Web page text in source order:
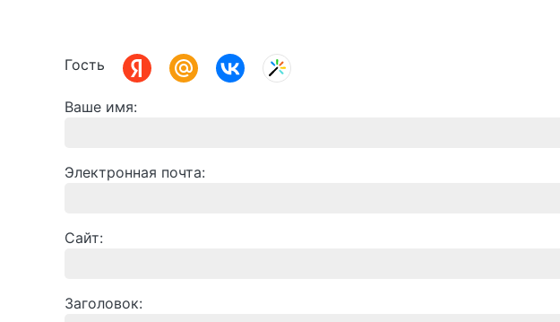
Гость
Ваше имя
Электронная почта
Сайт
Заголовок